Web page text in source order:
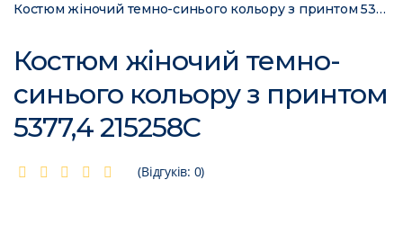
Костюм жіночий темно-синього кольору з принтом 5377,4 215258C
Костюм жіночий темно-
синього кольору з принтом
5377,4 215258C
(Відгуків: 0)